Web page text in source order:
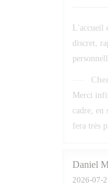
L'accueil
discret,
Merci
cadre, en
fera très
Daniel
2026-07-